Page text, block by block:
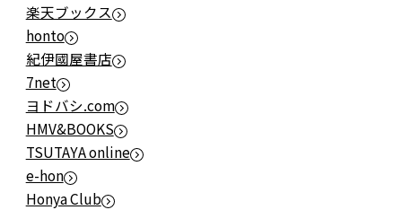
楽天ブックス
honto
紀伊國屋書店
7net
ヨドバシ.com
HMV&BOOKS
TSUTAYA online
e-hon
Honya Club